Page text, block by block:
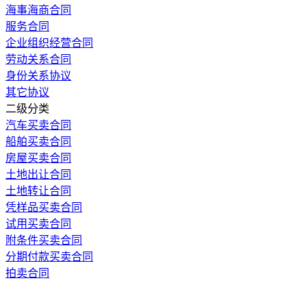
海事海商合同
服务合同
企业组织经营合同
劳动关系合同
身份关系协议
其它协议
二级分类
汽车买卖合同
船舶买卖合同
房屋买卖合同
土地出让合同
土地转让合同
凭样品买卖合同
试用买卖合同
附条件买卖合同
分期付款买卖合同
拍卖合同